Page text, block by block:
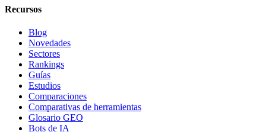
Recursos
Blog
Novedades
Sectores
Rankings
Guías
Estudios
Comparaciones
Comparativas de herramientas
Glosario GEO
Bots de IA